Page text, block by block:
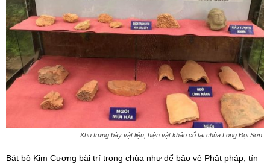
Khu trưng bày vật liệu, hiện vật khảo cổ tại chùa Long Đọi Sơn.
Bát bộ Kim Cương bài trí trong chùa như để bảo vệ Phật pháp, tín